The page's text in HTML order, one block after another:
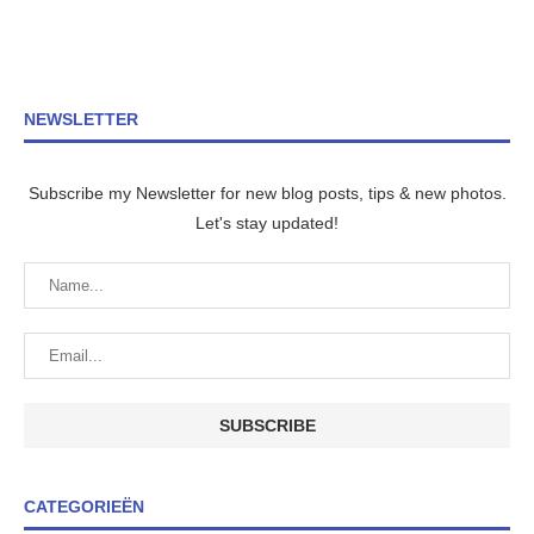
NEWSLETTER
Subscribe my Newsletter for new blog posts, tips & new photos.
Let's stay updated!
CATEGORIEËN